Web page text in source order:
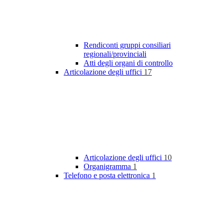
Rendiconti gruppi consiliari
regionali/provinciali
Atti degli organi di controllo
Articolazione degli uffici 17
Articolazione degli uffici 10
Organigramma 1
Telefono e posta elettronica 1